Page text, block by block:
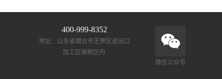
微信公众号
400-999-8352
地址：山东省烟台市芝罘区进出口
加工区保税区内